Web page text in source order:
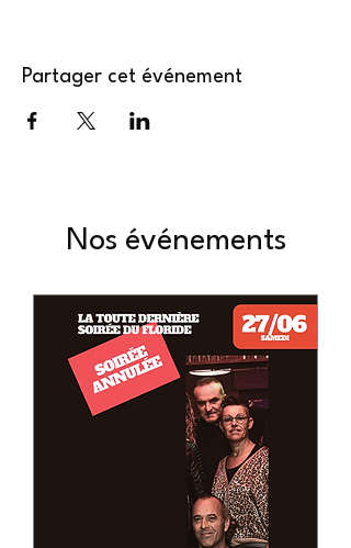
Partager cet événement
Nos événements